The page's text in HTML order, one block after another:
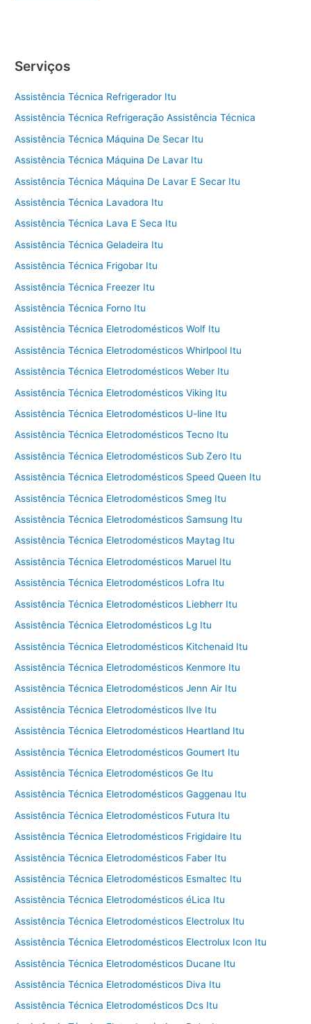
Serviços
Assistência Técnica Refrigerador Itu
Assistência Técnica Refrigeração Assistência Técnica
Assistência Técnica Máquina De Secar Itu
Assistência Técnica Máquina De Lavar Itu
Assistência Técnica Máquina De Lavar E Secar Itu
Assistência Técnica Lavadora Itu
Assistência Técnica Lava E Seca Itu
Assistência Técnica Geladeira Itu
Assistência Técnica Frigobar Itu
Assistência Técnica Freezer Itu
Assistência Técnica Forno Itu
Assistência Técnica Eletrodomésticos Wolf Itu
Assistência Técnica Eletrodomésticos Whirlpool Itu
Assistência Técnica Eletrodomésticos Weber Itu
Assistência Técnica Eletrodomésticos Viking Itu
Assistência Técnica Eletrodomésticos U-line Itu
Assistência Técnica Eletrodomésticos Tecno Itu
Assistência Técnica Eletrodomésticos Sub Zero Itu
Assistência Técnica Eletrodomésticos Speed Queen Itu
Assistência Técnica Eletrodomésticos Smeg Itu
Assistência Técnica Eletrodomésticos Samsung Itu
Assistência Técnica Eletrodomésticos Maytag Itu
Assistência Técnica Eletrodomésticos Maruel Itu
Assistência Técnica Eletrodomésticos Lofra Itu
Assistência Técnica Eletrodomésticos Liebherr Itu
Assistência Técnica Eletrodomésticos Lg Itu
Assistência Técnica Eletrodomésticos Kitchenaid Itu
Assistência Técnica Eletrodomésticos Kenmore Itu
Assistência Técnica Eletrodomésticos Jenn Air Itu
Assistência Técnica Eletrodomésticos Ilve Itu
Assistência Técnica Eletrodomésticos Heartland Itu
Assistência Técnica Eletrodomésticos Goumert Itu
Assistência Técnica Eletrodomésticos Ge Itu
Assistência Técnica Eletrodomésticos Gaggenau Itu
Assistência Técnica Eletrodomésticos Futura Itu
Assistência Técnica Eletrodomésticos Frigidaire Itu
Assistência Técnica Eletrodomésticos Faber Itu
Assistência Técnica Eletrodomésticos Esmaltec Itu
Assistência Técnica Eletrodomésticos éLica Itu
Assistência Técnica Eletrodomésticos Electrolux Itu
Assistência Técnica Eletrodomésticos Electrolux Icon Itu
Assistência Técnica Eletrodomésticos Ducane Itu
Assistência Técnica Eletrodomésticos Diva Itu
Assistência Técnica Eletrodomésticos Dcs Itu